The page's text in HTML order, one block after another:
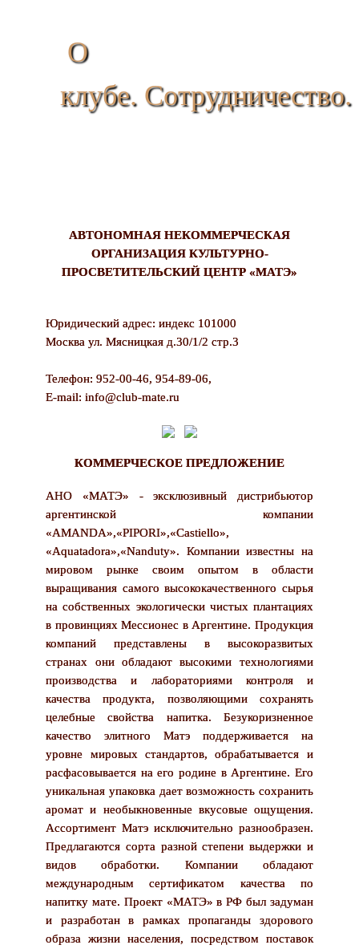
О
клубе. Сотрудничество.
АВТОНОМНАЯ НЕКОММЕРЧЕСКАЯ
ОРГАНИЗАЦИЯ КУЛЬТУРНО-
ПРОСВЕТИТЕЛЬСКИЙ ЦЕНТР «МАТЭ»
Юридический адрес: индекс 101000
Москва ул. Мясницкая д.30/1/2 стр.3
Телефон: 952-00-46, 954-89-06,
E-mail: info@club-mate.ru
КОММЕРЧЕСКОЕ ПРЕДЛОЖЕНИЕ
АНО «МАТЭ» - эксклюзивный дистрибьютор
аргентинской компании
«AMANDA»,«PIPORI»,«Саstiello»,
«Aquatadora»,«Nanduty». Компании известны на
мировом рынке своим опытом в области
выращивания самого высококачественного сырья
на собственных экологически чистых плантациях
в провинциях Мессионес в Аргентине. Продукция
компаний представлены в высокоразвитых
странах они обладают высокими технологиями
производства и лабораториями контроля и
качества продукта, позволяющими сохранять
целебные свойства напитка. Безукоризненное
качество элитного Матэ поддерживается на
уровне мировых стандартов, обрабатывается и
расфасовывается на его родине в Аргентине. Его
уникальная упаковка дает возможность сохранить
аромат и необыкновенные вкусовые ощущения.
Ассортимент Матэ исключительно разнообразен.
Предлагаются сорта разной степени выдержки и
видов обработки. Компании обладают
международным сертификатом качества по
напитку мате. Проект «МАТЭ» в РФ был задуман
и разработан в рамках пропаганды здорового
образа жизни населения, посредством поставок